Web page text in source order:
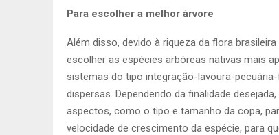
Para escolher a melhor árvore
Além disso, devido à riqueza da flora
escolher as espécies arbóreas nativas mais
sistemas do tipo integração-lavoura-
dispersas. Dependendo da finalidade
aspectos, como o tipo e tamanho da copa,
velocidade de crescimento da espécie, para